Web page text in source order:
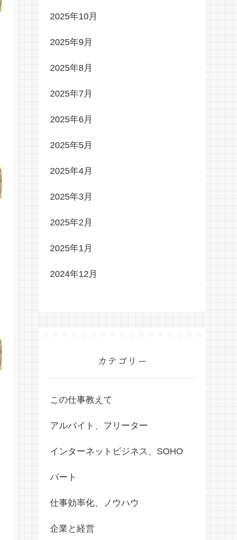
2025年10月
2025年9月
2025年8月
2025年7月
2025年6月
2025年5月
2025年4月
2025年3月
2025年2月
2025年1月
2024年12月
カテゴリー
この仕事教えて
アルバイト、フリーター
インターネットビジネス、SOHO
パート
仕事効率化、ノウハウ
企業と経営